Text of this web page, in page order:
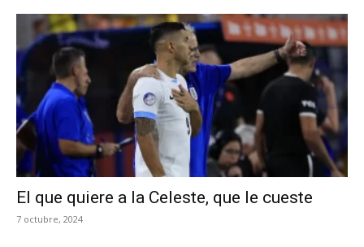
El que quiere a la Celeste, que le cueste
7 octubre, 2024